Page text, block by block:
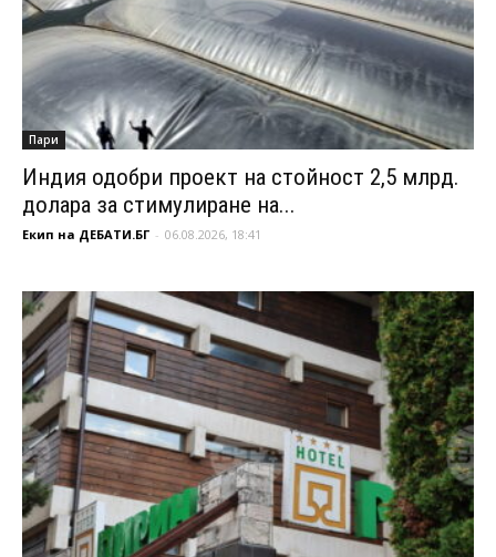
Пари
Индия одобри проект на стойност 2,5 млрд.
долара за стимулиране на...
Екип на ДЕБАТИ.БГ - 06.08.2026, 18:41